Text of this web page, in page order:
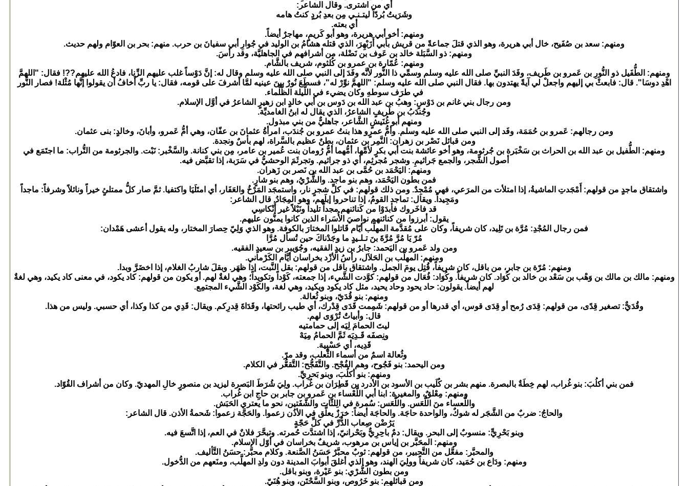
أي من اشترى. وقال الشاعر:
وشَرَيتُ بُردّاً ليتـنـي مِن بعدِ بُردٍ كنتُ هامه
أي بعته.
ومنهم: أخو أبي هريرة، وهو أبو كَريمٍ، مهاجرٌ أيضاً.
ومنهم: سعد بن صُفَيح، خال أبي هريرة، وهو الذي قتلَ جماعةً من قريش بأبي أَزَبْهِرَ، الذي قتله هشامُ بن الوليد في جُوارِ أبي سفيانَ بن حرب. منهم: بحر بن العوّام ولهم حديث.
ومنهم: ذو السَّبَلة خالد بن عَوف بن نَضْلة، من أشرافهم في الجاهليَّة، وقد رأسَ.
ومنهم: عُمّارة بن عمرو بن كُلثوم، شريف بالشَّام.
ومنهم: الطُّفَيل ذو النُّورِ بن عَمرو بن طَريف، وفَدَ النبيِّ صلى الله عليه وسلم وسمِّي ذا النُّور لأنَّه وفَدَ إلى النبي صلى الله عليه وسلم وقال له: إنَّ دَوْساً غلب عليهم الزِّنا، فادعُ الله عليهم??! فقال: "اللهمَّ
اهْدِ دوسَا". قال: فابعثْ بي إليهم واجعلْ لي آيةً يهتدون بها. فقال النبي صلى الله عليه وسلم: "اللهمَّ نوِّرْ له"، فسطَعَ نُورٌ بينَ عينيه لمَّا أشرفَ على قومه، فقال: يا ربِّ أَخافُ أن يقولوا إنَّها مُثْلة! فصار النُّور
في طرَف سوطهِ وكان يضيء في اللَّيلة الظَّلْماء.
ومن رجال بني غانم بن دَوْسٍ: وهبُ بن عبد الله بن دَوس بن أبي خالدٍ ابن زهيرٍ الشاعرُ في أوَّل الإسلام.
وجُندَبُ بن طَريفٍ الشاعرُ، الذي يقال له ابنُ الغامديِّة.
ومنهم أبو غُنَيشٍ الشَّاعر، جاهليٌّ من بني مبذول.
ومن رجالهم: عَمرو بن حُمَمَة، وفَد إلى النبي صلى الله عليه وسلم. وأمُّ عمرٍو هذا بنتُ عمرو بن جُندَب، امرأةُ عثمانَ بن عفّان، وهي أمُّ عَمرو، وأبانَ، وخالدٍ: بنى عثمان.
ومن قبائل نَصْر بن زهران: النَّمِر بن عثمان، بطنٌ عظيم بالسَّراة، لهم بأسٌ ونجدة.
ومنهم: الطُّفيل بن عبد الله بن الحراث بن سَخْبَرة بن جُرثومة، وهو أخو عائشة بنت أبي بكرٍ لأمِّها، أمُّهما أمُّ رُومان بنت عُمير بن عامر، مِن بني كنانة. والسَّخْبر: نَبْت. والجرثومة من التُّراب: ما اجتَمَع في
أصول الشَّجر، والجمع جَراثيمِ. وشجر مُجرثِم، أي ذو جراثيم. وتجرثَمَ الوحشيُّ في سَرَبة، إذا تقبَّض فيه.
ومنهم: اليَحْمَد بن حُمَّى بن عبد الله بن نَصر بن زَهران.
فمن بطون اليَحْمَد، وهم بنو ماجد. والشُّرْيُ، وهم بنو شارٍ.
واشتقاق ماجدٍ من قولهم: أَمْجَدتِ الماشيةُ، إذا امتلأت من المرَعي، فهي مُمْجِدٌ. ومن ذلك قولهم: في كلِّ شجرٍ نار، واستمجَد المَرْخُ والعَفَار، أي امتَلَيَا واكتفيا. ثمَّ صار كلُّ ممتلئٍ خيراً ونائلاً وشرفاً: ماجداً
ومَجِيداً. ويقال: تماجد القومُ، إذا تناحروا إبلَهم، وهو المِجَادُ. قال الشاعر:
قد فاخَروك فأبدَوْا من كَنائنهم مجداً تليداً ونَبْلاً غير أَنْكاسِي
يقول: أبرزوا من كنائنهم نواصيَ الأُسَراء الذين كانوا يمنُّون عليهم.
فمن رجال المُجْدِ: مُرَّة بن تَلِيد، كان شريفاً، وكان على مُقدَّمة المهلَّب أيّام قَاتلوا المختارَ بالكوفة. وهو الذي وَلِيّ حِصارَ المختار، وله يقول أعشى هَمْدان:
مُرّ يَا مُرَّ مُرَّةَ بنَ تـلـيدٍ ما وجَدْناكَ حين تُسأل مُرَّا
ومن ولد عَمرو بن اليَحمد: جابرُ بن زيدٍ الفقيه، وجُوَيبر بن سعيدٍ الفقيه.
ومنهم: المهلَّب بن الحَلاَل، رأسُ الأزْد بخراسان أيَّام الكَرْماني.
ومنهم: مُرّة بن جابر، من باقل، كان شريفاً، قُتِل يومَ الجمل. واشتقاق باقل من قولهم: بقل النَّبت، إذا ظهَر. وبقلَ شاربُ الغلام، إذا اخضَرَّ وبدا.
ومنهم: مالك بن مالك بن وَهْب بن سَعْد بن خالد بن كُوَاد. كان شريفاً. وكُوَاد: فُعَال من قولهم: كوَّدت الشَّيء، إذا جمعته، كَوْداً وتكويداً؛ وهي لغةٌ لهم. أو يكون من قولهم: كاد يكود، في معنى كاد يكيد، وهي لغةٌ
لهم أيضاً. يقولون: حاد يحود وحاد يحيد، مثل كاد يكود ويكيد، وهي لغة، والكَوْد الشَّيء المجتمِع.
ومنهم: بنو قُدَيّ، وبنو ثُعالة.
وقُدَيٌّ: تصغير قِدًى، من قولهم: قِدَى رُمح أو قِدَى قوس، أي قدرها أو من قولهم: شَمِمت قَدَى قِدْرك، أي طيب رائحتها، وقَدَاةَ قِدرِكم. ويقال: قَدِي من كذا وكذا، أي حسبي. وليس من هذا.
قال: وأبياتٌ تُرْوَى لهم.
ليتَ الحمامَ لِيَه إلى حمامتيه
ونِصفَه قَـدِيَه ثَمَّ الحمامُ مِيَهْ
قَدِيه، أي حَسْبِيهَ.
وثُعالة اسمٌ من أسماء الثَّعلب، وقد مرّ.
ومن اليحمد: بنو فَجُوح، وهم الفُجْح. والتَّفَجُّح: التَّقعُّر في الكلام.
ومنهم: بنو أكلُبَ، وبنو بَحرِيِّ.
فمن بني أكلُبَ: بنو غُراب، لهم خِطَةٌ بالبصرة. منهم بشر بن كُلَيب بن الأسود بن الأدرد بن قَطِرَان بن غُراب. ولِيَ شُرَطَ البَصرة ليزيد بن منصورٍ خالِ المهديّ. وكان من أشراف القُوّاد.
ومنهم: مِعْلقٌ، والمغيرة: ابنا أبي اللَّعْساء بن عَمرو بن جابر بن حاجِ ابن غُراب.
واللَّعساء منَ اللَّعَس. واللَّعَس: سُمرة في الِلثّات والشَّفَتين، نحو ما يعتري الحَبَش.
والحاجُ: ضربٌ من الشَّجَر له شوكٌ، والواحدة حاجَة. والحاجَة أيضاً: خرَزٌ يعلَّق في الأذُن زعموا. والحَجَّة زعموا: شَحمةُ الأذن. قال الشاعر:
يَرُضْن صِعاب الدُّرِّ في كلِّ حَجّةٍ
وبنو بَحْرِيٍّ: منسوبٌ إلى البحر. ويقال: دمٌ باحِرِيٌّ وبَحْرانيّ، إذا اشتدَّت حُمرته. وتبحَّرَ فلانٌ في العم، إذا اتَّسعَ فيه.
ومنهم: المحَبَّر بن إياس بن مرهوب، شريفٌ بخراسان في أوّل الإسلام.
والمحبَّر: مفعَّل من التَّحبير، من قولهم: ثوبٌ محبَّرٌ حَسَنُ الصَّنعة. وكلام محبَّر: حسَنُ التَّأليف.
ومنهم: ودَاع بن حُمَيد، كان شريفاً وولِيَ الهند، وهو الذي أغلقَ أبوابَ المدينة دون ولدِ المهلَّب، ومنَعهم من الدُّخول.
ومن بطون الشُّرْي: بنو عَيْرة، وبنو باقل.
ومن قبائلهم: بنو خَرُوص، وبنو السَّحْتَن، وبنو هُنَيّ.